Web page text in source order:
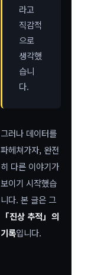
라고
직감적
으로
생각했
습니
다.
그러나 데이터를
파헤쳐가자, 완전
히 다른 이야기가
보이기 시작했습
니다. 본 글은 그
「진상 추적」의
기록입니다.